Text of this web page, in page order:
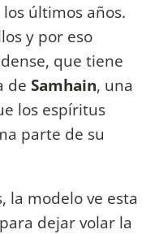
últimos años.
y por eso
que tiene
de Samhain, una
los espíritus
parte de su
la modelo ve esta
dejar volar la